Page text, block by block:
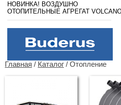
НОВИНКА! ВОЗДУШНО
ОТОПИТЕЛЬНЫЕ АГРЕГАТ
Главная / Каталог / Отопление